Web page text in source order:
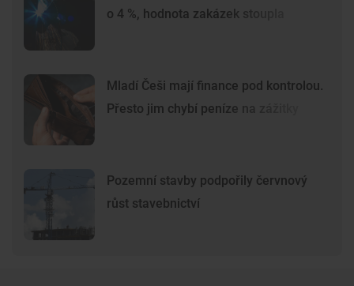
o 4 %, hodnota zakázek stoupla
Mladí Češi mají finance pod kontrolou.
Přesto jim chybí peníze na zážitky
Pozemní stavby podpořily červnový
růst stavebnictví